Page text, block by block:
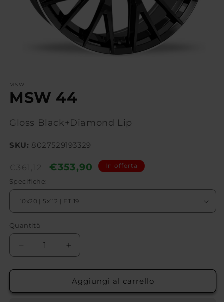
MSW
MSW 44
Gloss Black+Diamond Lip
SKU: 8027529193329
Prezzo
di
listino
€361,12
Prezzo
€353,90 In offerta
Specifiche:
Quantità
Diminuisci
quantità
per
44
Aumenta
quantità
per
MSW
44
Aggiungi al carrello